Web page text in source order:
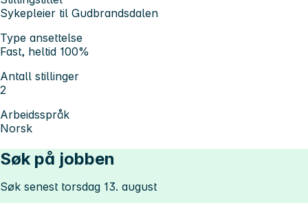
Sykepleier til Gudbrandsdalen
Type ansettelse
Fast, heltid 100%
Antall stillinger
2
Arbeidsspråk
Norsk
Søk på jobben
Søk senest torsdag 13. august